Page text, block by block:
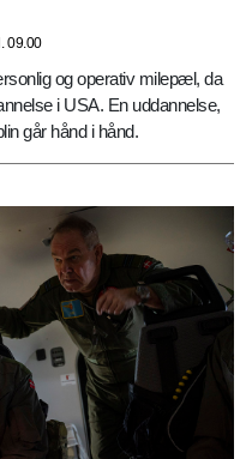
09.00
og operativ milepæl, da
i USA. En uddannelse,
går hånd i hånd.